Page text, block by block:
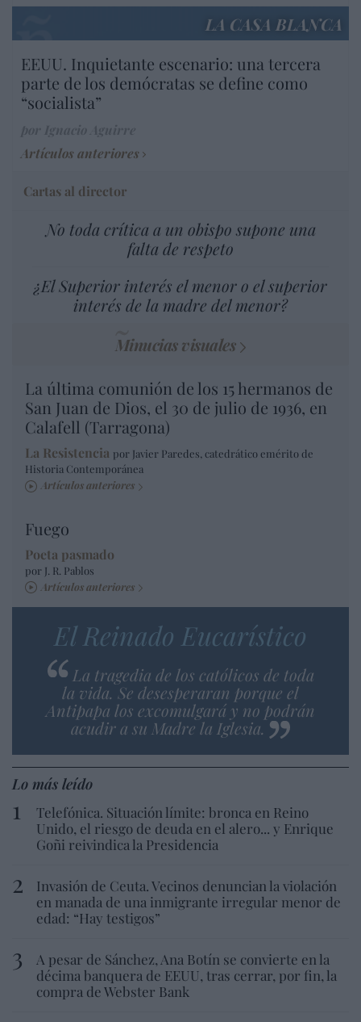
LA CASA BLANCA
EEUU. Inquietante escenario: una tercera
parte de los demócratas se define como
“socialista”
Artículos anteriores
Cartas al director
No toda crítica a un obispo supone una
falta de respeto
¿El Superior interés el menor o el superior
interés de la madre del menor?
Minucias visuales
La última comunión de los 15 hermanos de
San Juan de Dios, el 30 de julio de 1936, en
Calafell (Tarragona)
La Resistencia por Javier Paredes, catedrático emérito de
Historia Contemporánea
Artículos anteriores
Fuego
Poeta pasmado
por J. R. Pablos
Artículos anteriores
El Reinado Eucarístico
La tragedia de los católicos de toda
la vida. Se desesperaran porque el
Antipapa los excomulgará y no podrán
acudir a su Madre la Iglesia.
Lo más leído
Telefónica. Situación límite: bronca en Reino
Unido, el riesgo de deuda en el alero... y Enrique
Goñi reivindica la Presidencia
Invasión de Ceuta. Vecinos denuncian la violación
en manada de una inmigrante irregular menor de
edad: “Hay testigos”
A pesar de Sánchez, Ana Botín se convierte en la
décima banquera de EEUU, tras cerrar, por fin, la
compra de Webster Bank